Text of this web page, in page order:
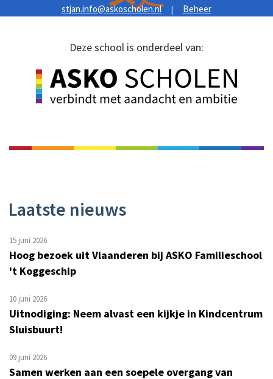
stjan.info@askoscholen.nl | Beheer
Deze school is onderdeel van:
Laatste nieuws
15 juni 2026
Hoog bezoek uit Vlaanderen bij ASKO Familieschool
't Koggeschip
10 juni 2026
Uitnodiging: Neem alvast een kijkje in Kindcentrum
Sluisbuurt!
09 juni 2026
Samen werken aan een soepele overgang van